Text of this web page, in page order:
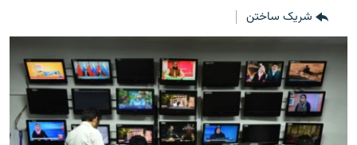
صفحه
جستجو
ورزش
بحران مهاجرت
'کووید-۱۹'
تماس
شریک ساختن